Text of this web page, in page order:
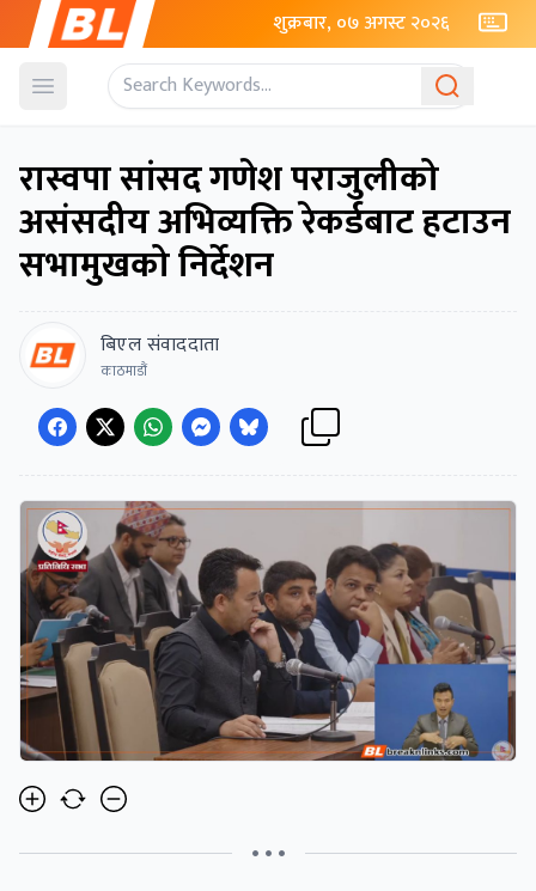
शुक्रबार, ०७ अगस्ट २०२६
Open menu
रास्वपा सांसद गणेश पराजुलीको
असंसदीय अभिव्यक्ति रेकर्डबाट हटाउन
सभामुखको निर्देशन
बिएल संवाददाता
काठमाडौं
• • •